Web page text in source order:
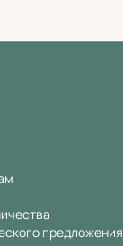
предложения